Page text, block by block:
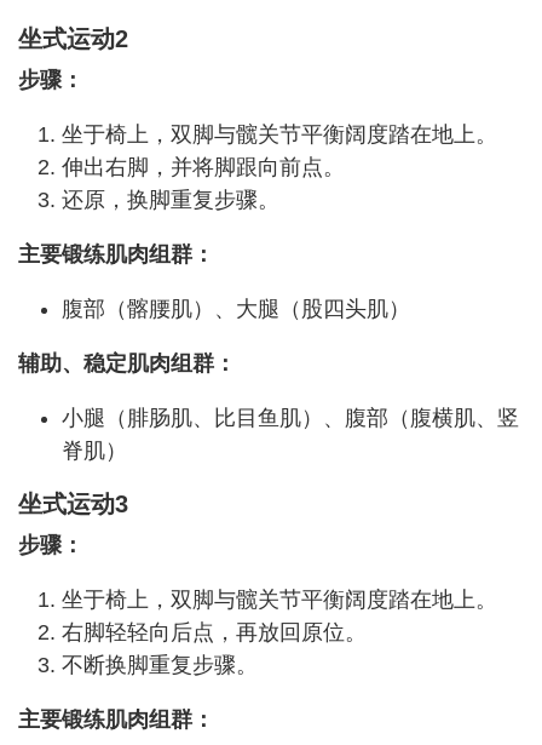
坐式运动2
步骤：
坐于椅上，双脚与髋关节平衡阔度踏在地上。
伸出右脚，并将脚跟向前点。
还原，换脚重复步骤。
主要锻练肌肉组群：
腹部（髂腰肌）、大腿（股四头肌）
辅助、稳定肌肉组群：
小腿（腓肠肌、比目鱼肌）、腹部（腹横肌、竖
脊肌）
坐式运动3
步骤：
坐于椅上，双脚与髋关节平衡阔度踏在地上。
右脚轻轻向后点，再放回原位。
不断换脚重复步骤。
主要锻练肌肉组群：